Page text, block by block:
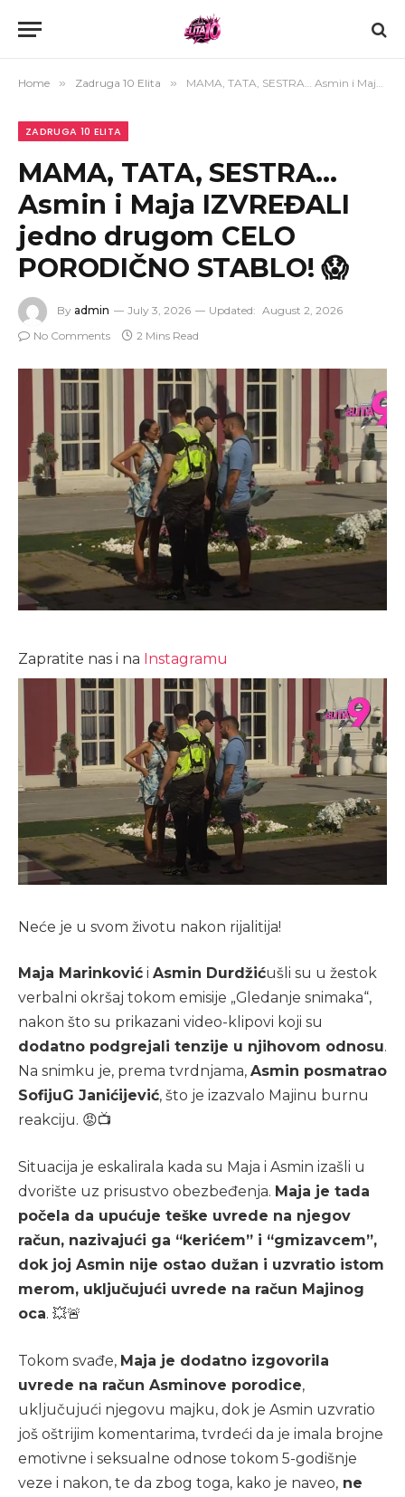
Home » Zadruga 10 Elita » MAMA, TATA, SESTRA… Asmin i Maja IZVREĐALI jedno drugom CELO PORODIČNO STABLO! 😱
ZADRUGA 10 ELITA
MAMA, TATA, SESTRA…
Asmin i Maja IZVREĐALI
jedno drugom CELO
PORODIČNO STABLO! 😱
By admin July 3, 2026 Updated: August 2, 2026
No Comments
2 Mins Read
Zapratite nas i na Instagramu
Neće je u svom životu nakon rijalitija!
Maja Marinković i Asmin Durdžićušli su u žestok
verbalni okršaj tokom emisije „Gledanje snimaka“,
nakon što su prikazani video-klipovi koji su
dodatno podgrejali tenzije u njihovom odnosu.
Na snimku je, prema tvrdnjama, Asmin posmatrao
SofijuG Janićijević, što je izazvalo Majinu burnu
reakciju. 😡📺
Situacija je eskalirala kada su Maja i Asmin izašli u
dvorište uz prisustvo obezbeđenja. Maja je tada
počela da upućuje teške uvrede na njegov
račun, nazivajući ga “kerićem” i “gmizavcem”,
dok joj Asmin nije ostao dužan i uzvratio istom
merom, uključujući uvrede na račun Majinog
oca. 💥🚨
Tokom svađe, Maja je dodatno izgovorila
uvrede na račun Asminove porodice,
uključujući njegovu majku, dok je Asmin uzvratio
još oštrijim komentarima, tvrdeći da je imala brojne
emotivne i seksualne odnose tokom 5-godišnje
veze i nakon, te da zbog toga, kako je naveo, ne